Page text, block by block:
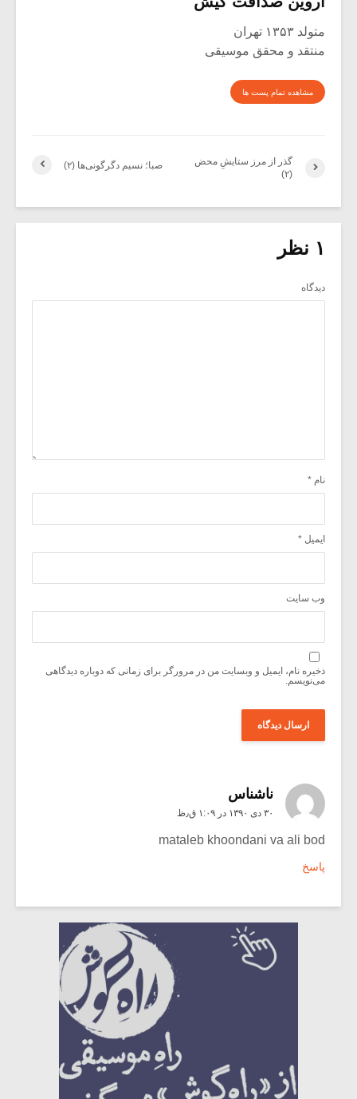
متولد ۱۳۵۳ تهران
منتقد و محقق موسیقی
مشاهده تمام پست ها
صبا؛ نسیم دگرگونی‌ها (۲)
گذر از مرز ستایشِ محض
(۲)
۱ نظر
دیدگاه
نام *
ایمیل *
وب‌ سایت
ذخیره نام، ایمیل و وبسایت من در مرورگر برای زمانی که دوباره دیدگاهی
می‌نویسم.
ناشناس
۳۰ دی ۱۳۹۰ در ۱:۰۹ ق٫ظ
mataleb khoondani va ali bod
پاسخ